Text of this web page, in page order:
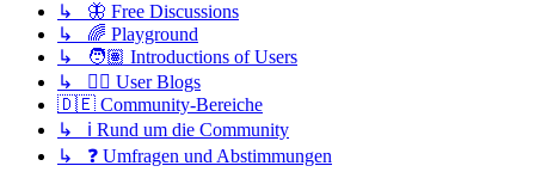
↳ 🦋 Free Discussions
↳ 🌈 Playground
↳ 🧑🏽 Introductions of Users
↳ ✍🏽 User Blogs
🇩🇪 Community-Bereiche
↳ ℹ️ Rund um die Community
↳ ❓ Umfragen und Abstimmungen